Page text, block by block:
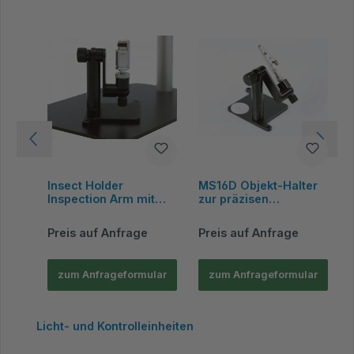
Insect Holder
Inspection Arm mit
Halterung für
Dino‑Lite, Metall, inkl.
Preis auf Anfrage
zum Anfrageformular
MS16D Objekt-Halter
zur präzisen
kompatibel mit allen
Dino‑Lite
Preis auf Anfrage
zum Anfrageformular
Produktgalerie überspringen
Licht- und Kontrolleinheiten